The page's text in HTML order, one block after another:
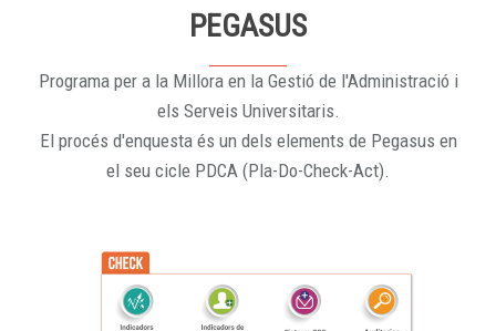
PEGASUS
Programa per a la Millora en la Gestió de l'Administració i
els Serveis Universitaris.
El procés d'enquesta és un dels elements de Pegasus en
el seu cicle PDCA (Pla-Do-Check-Act).